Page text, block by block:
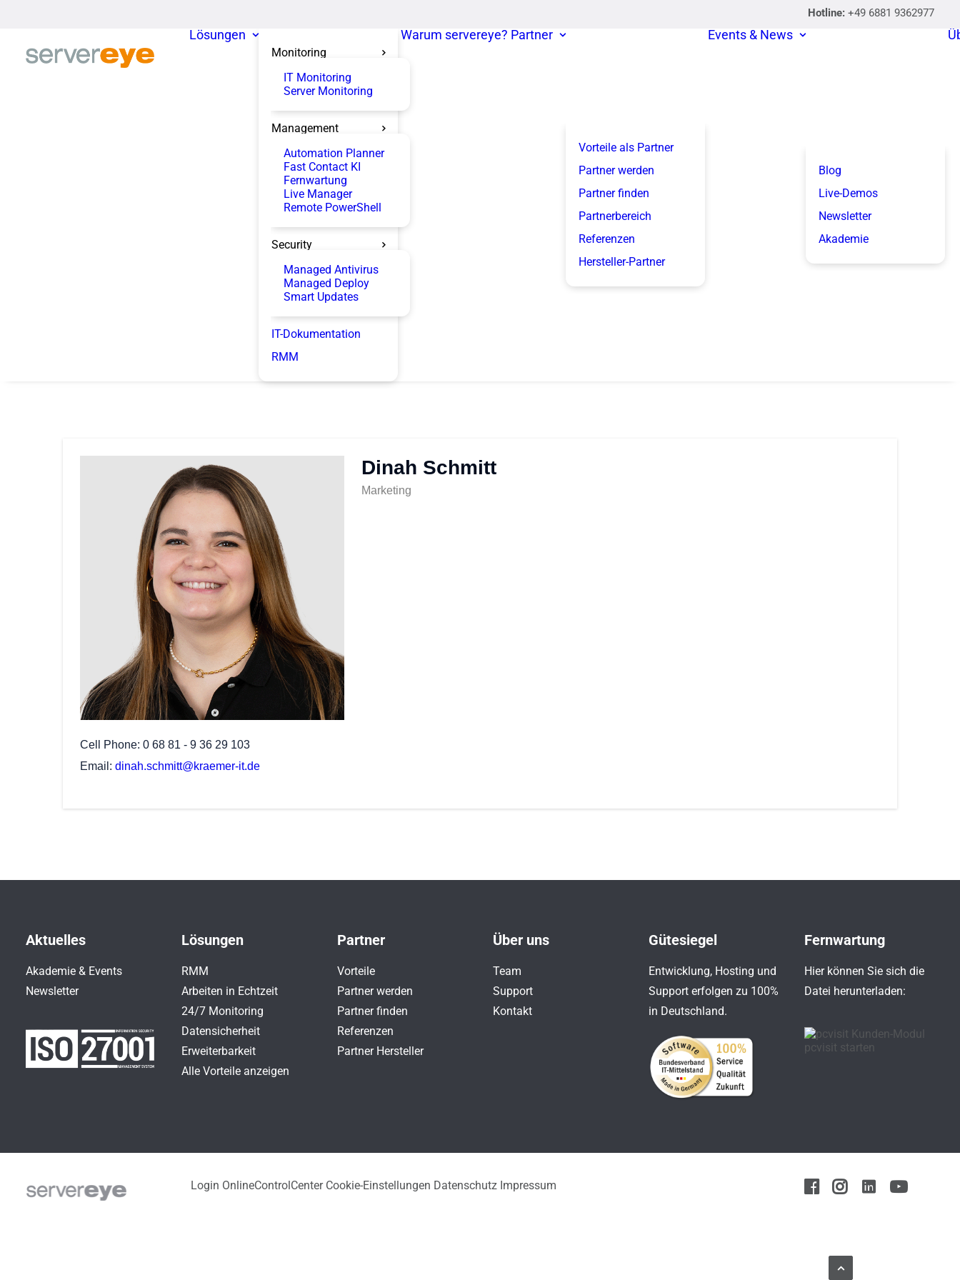
Hotline: +49 6881 9362977
Lösungen
Monitoring
IT Monitoring
Server Monitoring
Management
Automation Planner
Fast Contact KI
Fernwartung
Live Manager
Remote PowerShell
Security
Managed Antivirus
Managed Deploy
Smart Updates
IT-Dokumentation
RMM
Warum servereye? Partner
Vorteile als Partner
Partner werden
Partner finden
Partnerbereich
Referenzen
Hersteller-Partner
Events & News
Blog
Live-Demos
Newsletter
Akademie
Cell Phone 0 68 81 - 9 36 29 103
Email
dinah.schmitt@kraemer-it.de
Dinah Schmitt
Marketing
Aktuelles
Akademie & Events
Newsletter
Lösungen
RMM
Arbeiten in Echtzeit
24/7 Monitoring
Datensicherheit
Erweiterbarkeit
Alle Vorteile anzeigen
Partner
Vorteile
Partner werden
Partner finden
Referenzen
Partner Hersteller
Über uns
Team
Support
Kontakt
Gütesiegel
Entwicklung, Hosting und
Support erfolgen zu 100%
in Deutschland.
Fernwartung
Hier können Sie sich die
Datei herunterladen:
Login OnlineControlCenter Cookie-Einstellungen Datenschutz Impressum